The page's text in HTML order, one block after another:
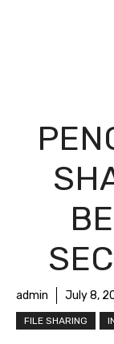
admin July 8,
FILE SHARING